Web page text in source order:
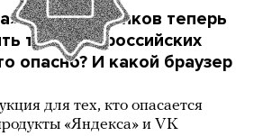
и других банков теперь
только в российских
опасно? И какой браузер
для тех, кто опасается
«Яндекса» и VK